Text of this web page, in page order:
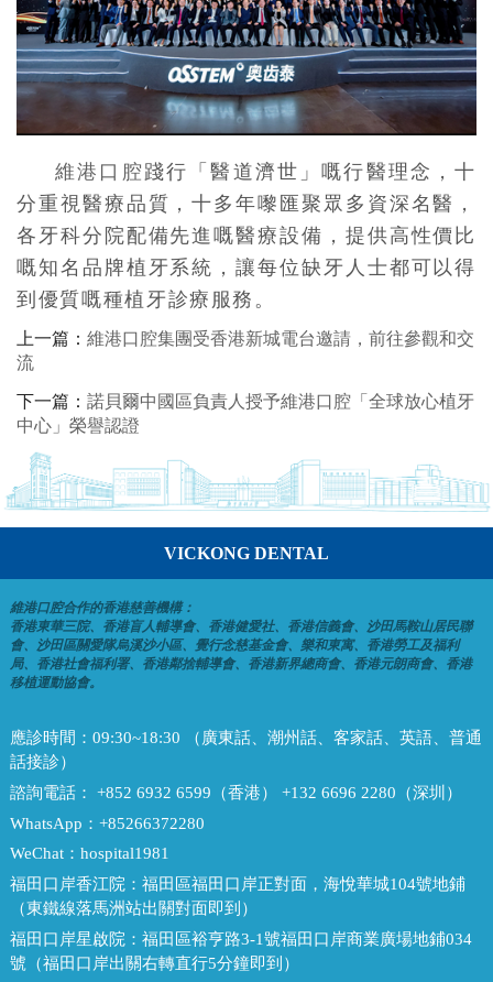
維港口腔 踐行「醫 道濟世」嘅行醫理念，十
分重視醫療品質，十多年嚟匯聚眾多資深名醫，
各牙科分院配備先進嘅醫療設備，提供高性價比
嘅知名品牌植牙系統，讓每位缺牙人士都可以得
到優質嘅種植牙診療服務。
上一篇： 維港口腔集團受香港新城電台邀請，前往參觀和交
流
下一篇： 諾貝爾中國區負責人授予維港口腔「全球放心植牙
中心」榮譽認證
VICKONG DENTAL
維港口腔合作的香港慈善機構：
香港東華三院、香港盲人輔導會、香港健愛社、香港信義會、沙田馬鞍山居民聯
會、沙田區關愛隊烏溪沙小區、覺行念慈基金會、樂和東寓、香港勞工及福利
局、香港社會福利署、香港鄰捨輔導會、香港新界總商會、香港元朗商會、香港
移植運動協會。
應診時間： 09:30~18:30 （廣東話、潮州話、客家話、英語、普通
話接診）
諮詢電話： +852 6932 6599（香港） +132 6696 2280（深圳）
WhatsApp： +85266372280
WeChat： hospital1981
福田口岸香江院： 福田區福田口岸正對面，海悅華城104號地鋪
（東鐵線落馬洲站出關對面即到）
福田口岸星啟院： 福田區裕亨路3-1號福田口岸商業廣場地鋪034
號（福田口岸出關右轉直行5分鐘即到）